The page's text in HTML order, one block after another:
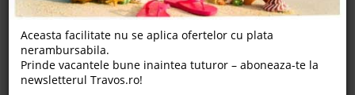
CAZARE
CHARTER AVION
CAZARE + AUTOCAR
Aceasta facilitate nu se aplica ofertelor cu plata
nerambursabila.
Prinde vacantele bune inaintea tuturor – aboneaza-te la
newsletterul Travos.ro!